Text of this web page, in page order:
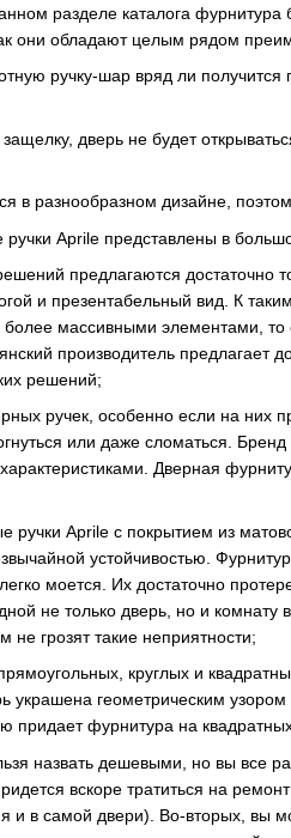
разделе каталога фурнитура
они обладают целым рядом
ручку-шар вряд ли
дверь не будет
в разнообразном дизайне,
ручки Aprile представлены в
предлагаются достаточно
и презентабельный вид. К
более массивными элементами,
производитель предлагает
решений;
ручек, особенно если на них
или даже сломаться.
Дверная
Aprile с покрытием из
устойчивостью.
моется. Их достаточно
не только дверь, но и
грозят такие неприятности;
круглых и
геометрическим
придает фурнитура на
назвать дешевыми, но вы все
вскоре тратиться на
и в самой двери). Во-вторых,